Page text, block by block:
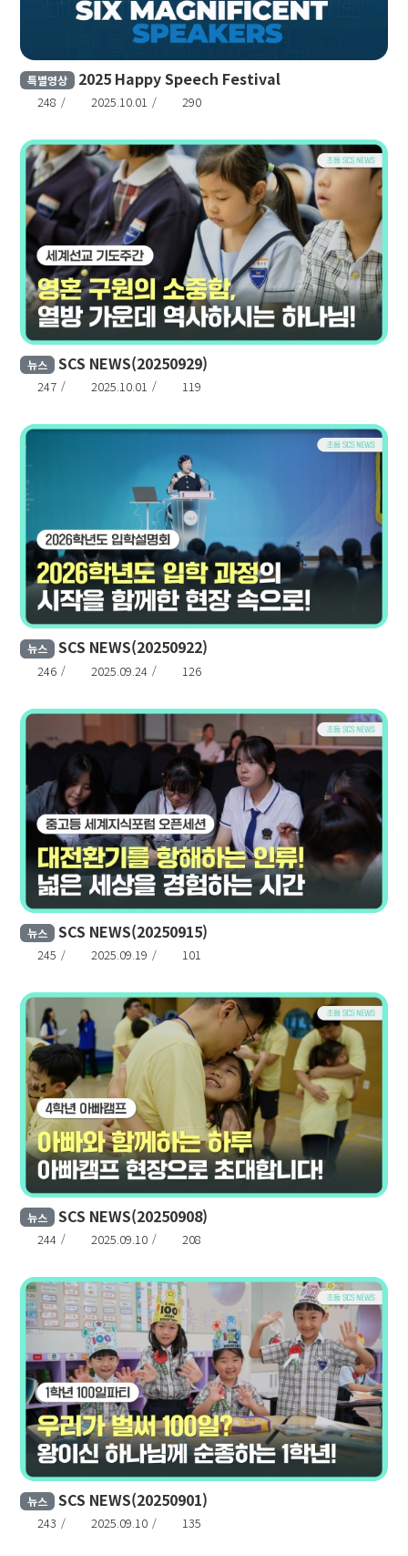
특별영상 2025 Happy Speech Festival
248 2025.10.01 290
뉴스 SCS NEWS(20250929)
247 2025.10.01 119
뉴스 SCS NEWS(20250922)
246 2025.09.24 126
뉴스 SCS NEWS(20250915)
245 2025.09.19 101
뉴스 SCS NEWS(20250908)
244 2025.09.10 208
뉴스 SCS NEWS(20250901)
243 2025.09.10 135